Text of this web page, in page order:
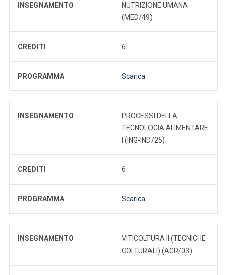
INSEGNAMENTO
NUTRIZIONE UMANA
(MED/49)
CREDITI 6
PROGRAMMA Scarica
INSEGNAMENTO
PROCESSI DELLA
TECNOLOGIA ALIMENTARE
I (ING-IND/25)
CREDITI 6
PROGRAMMA Scarica
INSEGNAMENTO
VITICOLTURA II (TECNICHE
COLTURALI) (AGR/03)